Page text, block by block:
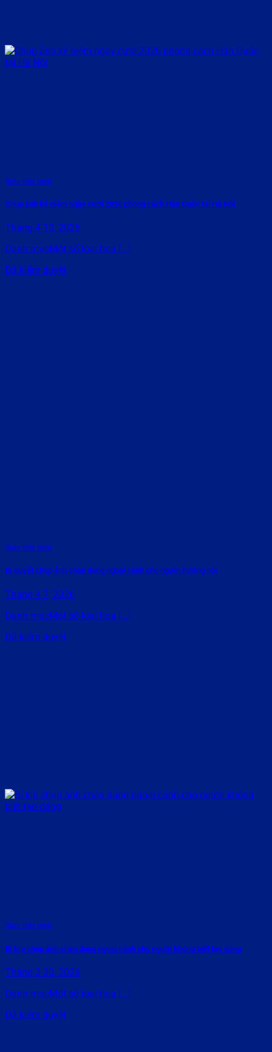
Rate this post
Chụp ảnh kỷ niệm ngày cưới 2026 phong cách Hàn Quốc tại Hà Nội
Tháng 4 10, 2026
Danh mụcMột số loại hoa [...]
Đã kiểm duyệt
Rate this post
Bí quyết chụp ảnh chân dung ngoại cảnh cho người hướng nội
Tháng 4 7, 2026
Danh mụcMột số loại hoa [...]
Đã kiểm duyệt
Rate this post
Bí kíp chụp ảnh chân dung ngoại cảnh cho người không biết tạo dáng
Tháng 3 30, 2026
Danh mụcMột số loại hoa [...]
Đã kiểm duyệt